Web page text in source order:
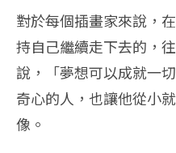
對於每個插畫家來說，
持自己繼續走下去的，
說，「夢想可以成就一
奇心的人，也讓他從小
像。